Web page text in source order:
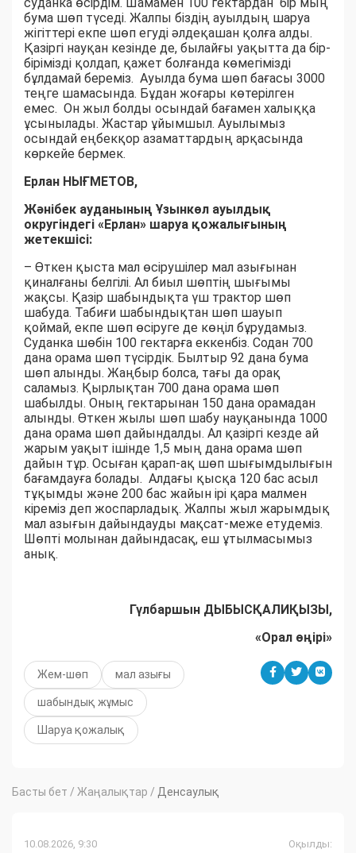
бума шөп түседі. Жалпы біздің ауылдың шаруа
жігіттері екпе шөп егуді әлдеқашан қолға алды.
Қазіргі науқан кезінде де, былайғы уақытта да бір-
бірімізді қолдап, қажет болғанда көмегімізді
бұлдамай береміз. Ауылда бума шөп бағасы 3000
теңге шамасында. Бұдан жоғары көтерілген
емес. Он жыл болды осындай бағамен халыққа
ұсынылады. Жастар ұйымшыл. Ауылымыз
осындай еңбекқор азаматтардың арқасында
көркейе бермек.
Ерлан НЫҒМЕТОВ,
Жәнібек ауданының Ұзынкөл ауылдық
округіндегі «Ерлан» шаруа қожалығының
жетекшісі:
– Өткен қыста мал өсірушілер мал азығынан
қиналғаны белгілі. Ал биыл шөптің шығымы
жақсы. Қазір шабындықта үш трактор шөп
шабуда. Табиғи шабындықтан шөп шауып
қоймай, екпе шөп өсіруге де көңіл бұрудамыз.
Суданка шөбін 100 гектарға еккенбіз. Содан 700
дана орама шөп түсірдік. Былтыр 92 дана бума
шөп алынды. Жаңбыр болса, тағы да орақ
саламыз. Қырлықтан 700 дана орама шөп
шабылды. Оның гектарынан 150 дана орамадан
алынды. Өткен жылы шөп шабу науқанында 1000
дана орама шөп дайындалды. Ал қазіргі кезде ай
жарым уақыт ішінде 1,5 мың дана орама шөп
дайын тұр. Осыған қарап-ақ шөп шығымдылығын
бағамдауға болады. Алдағы қысқа 120 бас асыл
тұқымды және 200 бас жайын ірі қара малмен
кіреміз деп жоспарладық. Жалпы жыл жарымдық
мал азығын дайындауды мақсат-меже етудеміз.
Шөпті молынан дайындасақ, еш ұтылмасымыз
анық.
Гүлбаршын ДЫБЫСҚАЛИҚЫЗЫ,
«Орал өңірі»
Жем-шөп мал азығы
шабындық жұмыс
Шаруа қожалық
Басты бет / Жаңалықтар / Денсаулық
10.08.2026, 9:30 Оқылды: